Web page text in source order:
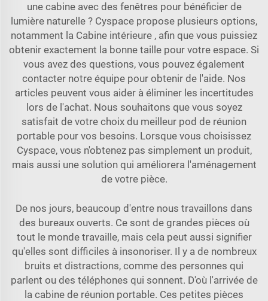
une cabine avec des fenêtres pour bénéficier de
lumière naturelle ? Cyspace propose plusieurs options,
notamment la Cabine intérieure , afin que vous puissiez
obtenir exactement la bonne taille pour votre espace. Si
vous avez des questions, vous pouvez également
contacter notre équipe pour obtenir de l'aide. Nos
articles peuvent vous aider à éliminer les incertitudes
lors de l'achat. Nous souhaitons que vous soyez
satisfait de votre choix du meilleur pod de réunion
portable pour vos besoins. Lorsque vous choisissez
Cyspace, vous n'obtenez pas simplement un produit,
mais aussi une solution qui améliorera l'aménagement
de votre pièce.
De nos jours, beaucoup d'entre nous travaillons dans
des bureaux ouverts. Ce sont de grandes pièces où
tout le monde travaille, mais cela peut aussi signifier
qu'elles sont difficiles à insonoriser. Il y a de nombreux
bruits et distractions, comme des personnes qui
parlent ou des téléphones qui sonnent. D'où l'arrivée de
la cabine de réunion portable. Ces petites pièces